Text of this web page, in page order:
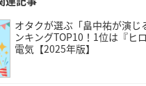
オタクが選ぶ「畠中祐が演じ
ンキングTOP10！1位は『ヒ
電気【2025年版】